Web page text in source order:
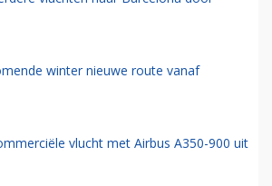
winter nieuwe route vanaf
vlucht met Airbus A350-900 uit